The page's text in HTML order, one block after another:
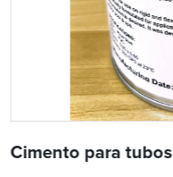
Cimento para